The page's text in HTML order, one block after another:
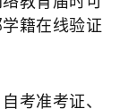
籍在线验证
考准考证、